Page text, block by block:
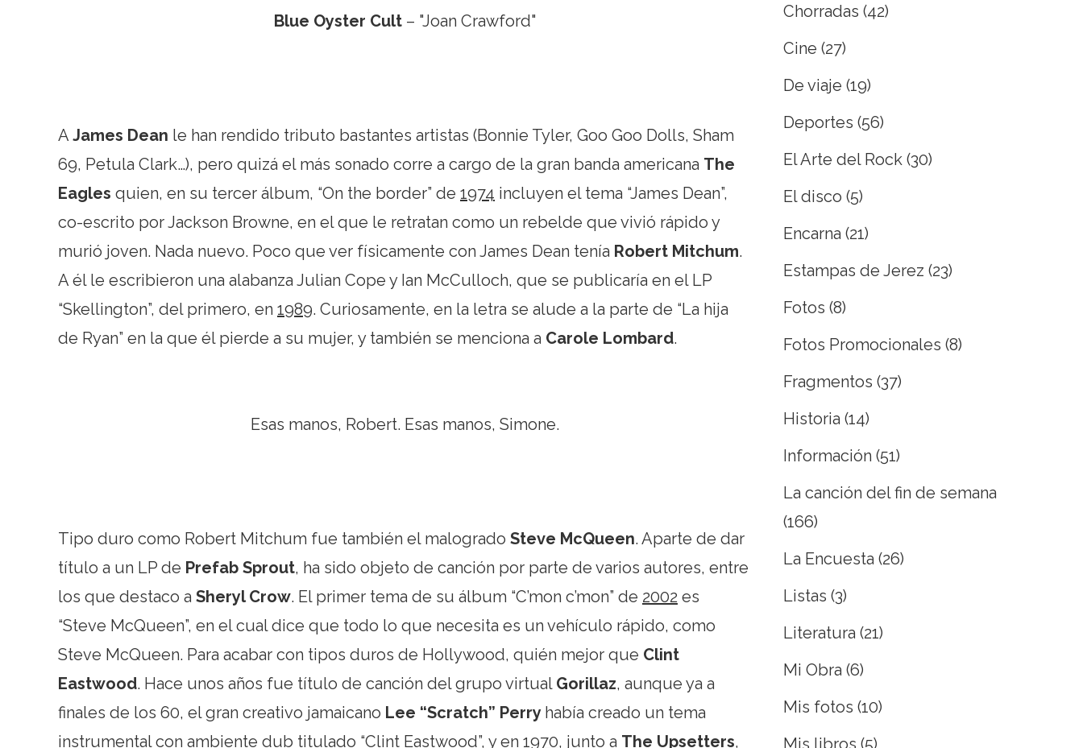
Blue Oyster Cult – "Joan Crawford"
A James Dean le han rendido tributo bastantes artistas (Bonnie Tyler, Goo Goo Dolls, Sham
69, Petula Clark…), pero quizá el más sonado corre a cargo de la gran banda americana The
Eagles quien, en su tercer álbum, “On the border” de 1974 incluyen el tema “James Dean”,
co-escrito por Jackson Browne, en el que le retratan como un rebelde que vivió rápido y
murió joven. Nada nuevo. Poco que ver físicamente con James Dean tenía Robert Mitchum.
A él le escribieron una alabanza Julian Cope y Ian McCulloch, que se publicaría en el LP
“Skellington”, del primero, en 1989. Curiosamente, en la letra se alude a la parte de “La hija
de Ryan” en la que él pierde a su mujer, y también se menciona a Carole Lombard.
Esas manos, Robert. Esas manos, Simone.
Tipo duro como Robert Mitchum fue también el malogrado Steve McQueen. Aparte de dar
título a un LP de Prefab Sprout, ha sido objeto de canción por parte de varios autores, entre
los que destaco a Sheryl Crow. El primer tema de su álbum “C’mon c’mon” de 2002 es
“Steve McQueen”, en el cual dice que todo lo que necesita es un vehículo rápido, como
Steve McQueen. Para acabar con tipos duros de Hollywood, quién mejor que Clint
Eastwood. Hace unos años fue título de canción del grupo virtual Gorillaz, aunque ya a
finales de los 60, el gran creativo jamaicano Lee “Scratch” Perry había creado un tema
instrumental con ambiente dub titulado “Clint Eastwood”, y en 1970, junto a The Upsetters,
Chorradas (42)
Cine (27)
De viaje (19)
Deportes (56)
El Arte del Rock (30)
El disco (5)
Encarna (21)
Estampas de Jerez (23)
Fotos (8)
Fotos Promocionales (8)
Fragmentos (37)
Historia (14)
Información (51)
La canción del fin de semana
(166)
La Encuesta (26)
Listas (3)
Literatura (21)
Mi Obra (6)
Mis fotos (10)
Mis libros (5)